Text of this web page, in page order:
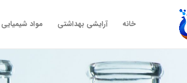
خانه آرایشی بهداشتی مواد شیمیایی